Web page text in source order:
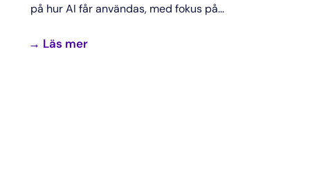
på hur AI får användas, med fokus på...
→ Läs mer